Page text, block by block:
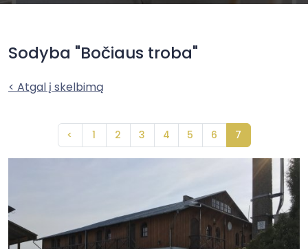
Sodyba "Bočiaus troba"
< Atgal į skelbimą
< 1 2 3 4 5 6 7